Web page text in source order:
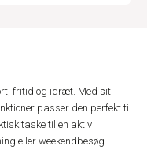
fritid og idræt. Med sit
passer den perfekt til
taske til en aktiv
eller weekendbesøg.